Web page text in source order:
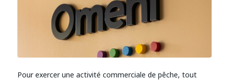
Pour exercer une activité commerciale de pêche, tout